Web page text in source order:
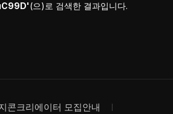
(으)로 검색한 결과입니다.
콘크리에이터 모집안내